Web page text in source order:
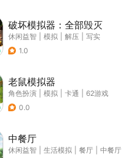
破坏模拟器：全部毁灭
休闲益智 模拟 解压
写实
1.0
老鼠模拟器
角色扮演 模拟 卡通
62游戏
0.0
中餐厅
休闲益智 生活模拟 餐厅
中餐厅